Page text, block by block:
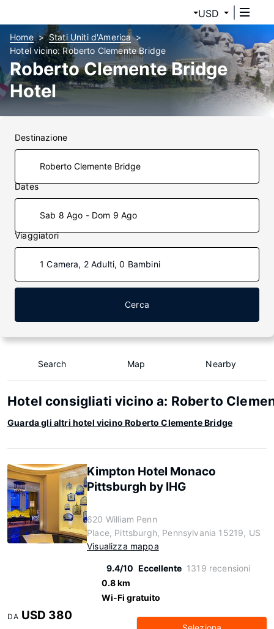
USD
Home
Stati Uniti d'America
Hotel vicino: Roberto Clemente Bridge
Roberto Clemente Bridge
Hotel
Destinazione
Dates
Sab 8 Ago - Dom 9 Ago
Viaggiatori
1 Camera, 2 Adulti, 0 Bambini
Cerca
Search Map Nearby
Hotel consigliati vicino a: Roberto
Guarda gli altri hotel vicino Roberto Clemente Bridge
Kimpton Hotel Monaco
Pittsburgh by IHG
620 William Penn
Place, Pittsburgh, Pennsylvania 15219, US
Visualizza mappa
9.4/10 Eccellente 1319 recensioni
0.8 km
Wi-Fi gratuito
DA USD 380